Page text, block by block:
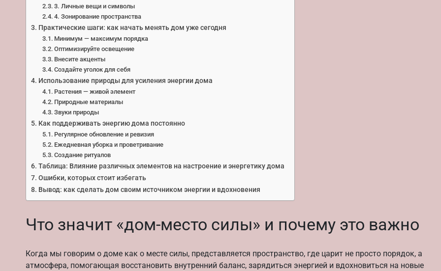
3. Личные вещи и символы
4. Зонирование пространства
Практические шаги: как начать менять дом уже сегодня
Минимум — максимум порядка
Оптимизируйте освещение
Внесите акценты
Создайте уголок для себя
Использование природы для усиления энергии дома
Растения — живой элемент
Природные материалы
Звуки природы
Как поддерживать энергию дома постоянно
Регулярное обновление и ревизия
Ежедневная уборка и проветривание
Создание ритуалов
Таблица: Влияние различных элементов на настроение и энергетику дома
Ошибки, которых стоит избегать
Вывод: как сделать дом своим источником энергии и вдохновения
Что значит «дом-место силы» и почему это важно
Когда мы говорим о доме как о месте силы, представляется пространство, где царит не просто порядок, а
атмосфера, помогающая восстановить внутренний баланс, зарядиться энергией и вдохновиться на новые